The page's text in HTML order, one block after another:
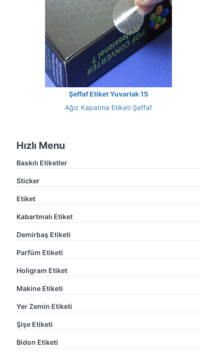
Şeffaf Etiket Yuvarlak 15
Ağız Kapatma Etiketi Şeffaf
Hızlı Menu
Baskılı Etiketler
Sticker
Etiket
Kabartmalı Etiket
Demirbaş Etiketi
Parfüm Etiketi
Holigram Etiket
Makine Etiketi
Yer Zemin Etiketi
Şişe Etiketi
Bidon Etiketi